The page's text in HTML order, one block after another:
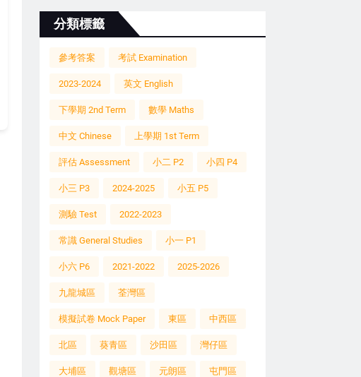
分類標籤
參考答案 考試 Examination
2023-2024 英文 English
下學期 2nd Term 數學 Maths
中文 Chinese 上學期 1st Term
評估 Assessment 小二 P2 小四 P4
小三 P3 2024-2025 小五 P5
測驗 Test 2022-2023
常識 General Studies 小一 P1
小六 P6 2021-2022 2025-2026
九龍城區 荃灣區
模擬試卷 Mock Paper 東區 中西區
北區 葵青區 沙田區 灣仔區
大埔區 觀塘區 元朗區 屯門區